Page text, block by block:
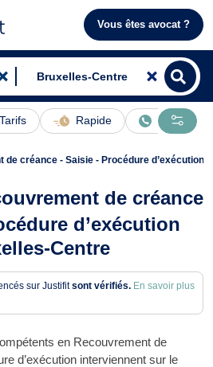
Vous êtes avocat ?
Tarifs Rapide En ligne
créance - Saisie - Procédure d’exécution
de créance
d’exécution
Centre
sur Justifitsont vérifiés. En savoir plus
en Recouvrement de
d’exécution interviennent sur le